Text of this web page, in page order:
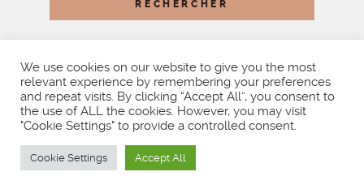
BY LITTLE THEME SHOP
We use cookies on our website to give you the most
relevant experience by remembering your preferences
and repeat visits. By clicking “Accept All”, you consent to
the use of ALL the cookies. However, you may visit
"Cookie Settings" to provide a controlled consent.
Cookie Settings Accept All